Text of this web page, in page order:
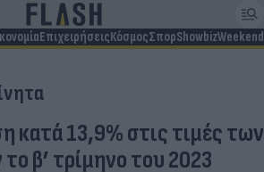
ΕπιχειρήσειςΚόσμοςΣπορShowbizWeekend
κατά 13,9% στις τιμές των
β’ τρίμηνο του 2023